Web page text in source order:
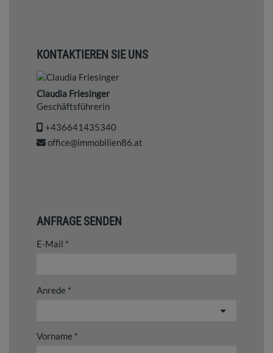
KONTAKTIEREN SIE UNS
Claudia Friesinger
Geschäftsführerin
+436641435340
office@immobilien86.at
ANFRAGE SENDEN
E-Mail
Anrede
Vorname